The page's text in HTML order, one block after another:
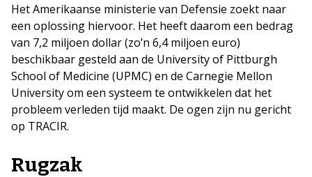
Het Amerikaanse ministerie van Defensie zoekt naar
een oplossing hiervoor. Het heeft daarom een bedrag
van 7,2 miljoen dollar (zo’n 6,4 miljoen euro)
beschikbaar gesteld aan de University of Pittburgh
School of Medicine (UPMC) en de Carnegie Mellon
University om een systeem te ontwikkelen dat het
probleem verleden tijd maakt. De ogen zijn nu gericht
op TRACIR.
Rugzak